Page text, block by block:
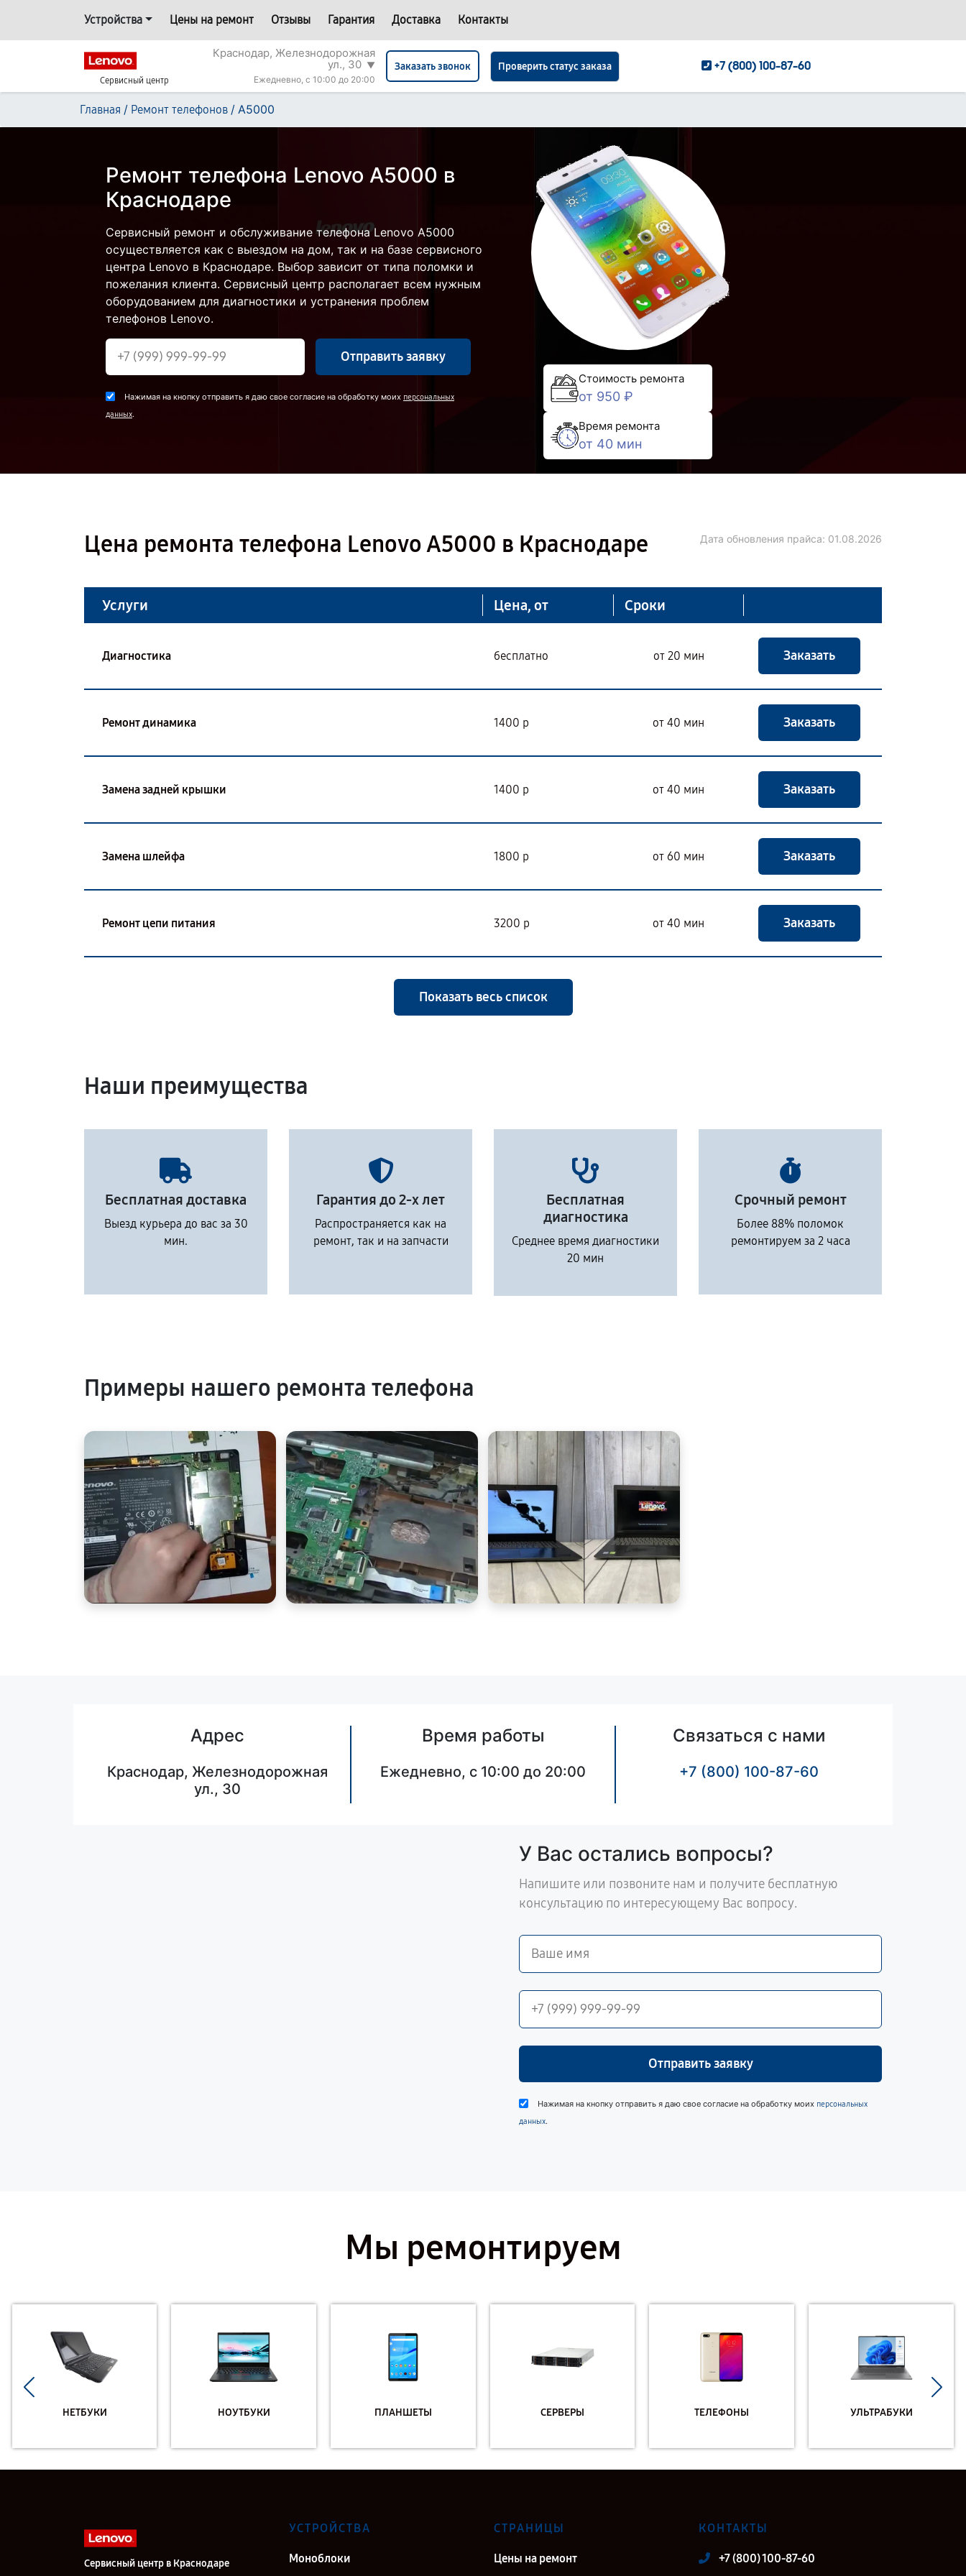
Устройства Цены на ремонт Отзывы Гарантия Доставка Контакты
Сервисный центр
Краснодар, Железнодорожная
ул., 30 ▼
Ежедневно, с 10:00 до 20:00
Заказать звонок Проверить статус заказа +7 (800) 100-87-60
Главная / Ремонт телефонов / A5000
Ремонт телефона Lenovo A5000 в
Краснодаре
Сервисный ремонт и обслуживание телефона Lenovo A5000
осуществляется как с выездом на дом, так и на базе сервисного
центра Lenovo в Краснодаре. Выбор зависит от типа поломки и
пожелания клиента. Сервисный центр располагает всем нужным
оборудованием для диагностики и устранения проблем
телефонов Lenovo.
Отправить заявку
Нажимая на кнопку отправить я даю свое согласие на обработку моих персональных
данных.
Стоимость ремонта
от 950 ₽
Время ремонта
от 40 мин
Цена ремонта телефона Lenovo A5000 в Краснодаре Дата обновления прайса: 01.08.2026
Услуги Цена, от Сроки
Диагностика бесплатно от 20 мин Заказать
Ремонт динамика 1400 р от 40 мин Заказать
Замена задней крышки 1400 р от 40 мин Заказать
Замена шлейфа 1800 р от 60 мин Заказать
Ремонт цепи питания 3200 р от 40 мин Заказать
Показать весь список
Наши преимущества
Бесплатная доставка
Выезд курьера до вас за 30
мин.
Гарантия до 2-х лет
Распространяется как на
ремонт, так и на запчасти
Бесплатная
диагностика
Среднее время диагностики
20 мин
Срочный ремонт
Более 88% поломок
ремонтируем за 2 часа
Примеры нашего ремонта телефона
Адрес
Краснодар, Железнодорожная
ул., 30
Время работы
Ежедневно, с 10:00 до 20:00
Связаться с нами
+7 (800) 100-87-60
У Вас остались вопросы?
Напишите или позвоните нам и получите бесплатную
консультацию по интересующему Вас вопросу.
Отправить заявку
Нажимая на кнопку отправить я даю свое согласие на обработку моих персональных
данных.
Мы ремонтируем
НЕТБУКИ НОУТБУКИ ПЛАНШЕТЫ СЕРВЕРЫ ТЕЛЕФОНЫ УЛЬТРАБУКИ
Сервисный центр в Краснодаре
УСТРОЙСТВА
Моноблоки
СТРАНИЦЫ
Цены на ремонт
КОНТАКТЫ
+7 (800) 100-87-60